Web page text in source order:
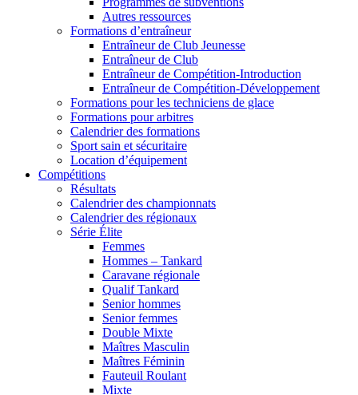
Autres ressources
Formations d’entraîneur
Entraîneur de Club Jeunesse
Entraîneur de Club
Entraîneur de Compétition-Introduction
Entraîneur de Compétition-Développement
Formations pour les techniciens de glace
Formations pour arbitres
Calendrier des formations
Sport sain et sécuritaire
Location d’équipement
Compétitions
Résultats
Calendrier des championnats
Calendrier des régionaux
Série Élite
Femmes
Hommes – Tankard
Caravane régionale
Qualif Tankard
Senior hommes
Senior femmes
Double Mixte
Maîtres Masculin
Maîtres Féminin
Fauteuil Roulant
Mixte